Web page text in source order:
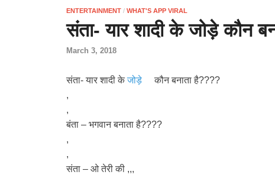
ENTERTAINMENT / WHAT'S APP VIRAL
संता- यार शादी के जोड़े कौन
March 3, 2018
संता- यार शादी केजोड़े
कौन बनाता है????
,
,
बंता – भगवान बनाता है????
,
,
संता – ओ तेरी की ,,,